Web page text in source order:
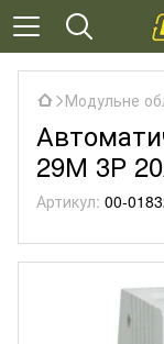
Модульне
29М 3Р
Артикул: 00-